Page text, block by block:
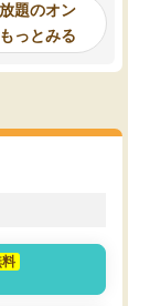
題のオン
っとみる